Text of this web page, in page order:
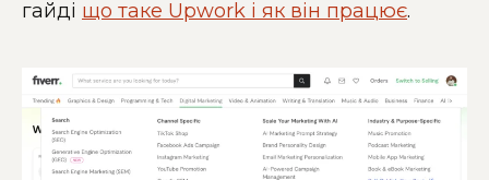
гайді що таке Upwork і як він працює.